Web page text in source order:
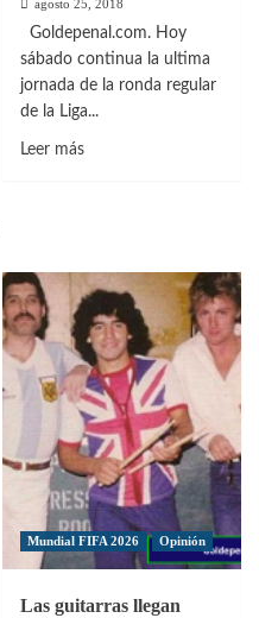
agosto 25, 2018
Goldepenal.com. Hoy
sábado continua la ultima
jornada de la ronda regular
de la Liga...
Leer másLeer
recibe
a
Inter
y
Jamesley
busca
ser
el
goleador
del
año
Mundial FIFA 2026 Opinión
Las guitarras llegan